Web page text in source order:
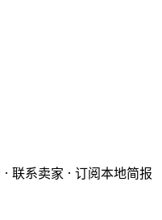
联系卖家 · 订阅本地简报